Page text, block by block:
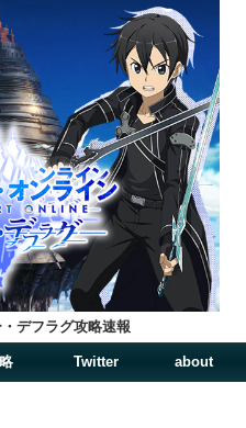
デフラグ攻略速報
Twitter about